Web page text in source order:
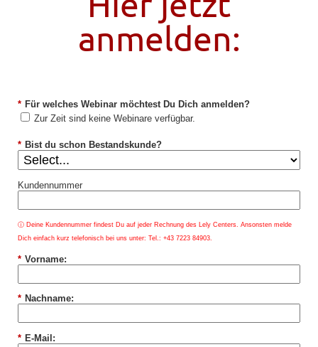
anmelden:
* Für welches Webinar möchtest Du Dich anmelden?
Zur Zeit sind keine Webinare verfügbar.
* Bist du schon Bestandskunde?
Kundennummer
ⓘ Deine Kundennummer findest Du auf jeder Rechnung des Lely Centers. Ansonsten melde
Dich einfach kurz telefonisch bei uns unter: Tel.: +43 7223 84903.
* Vorname:
* Nachname:
* E-Mail: